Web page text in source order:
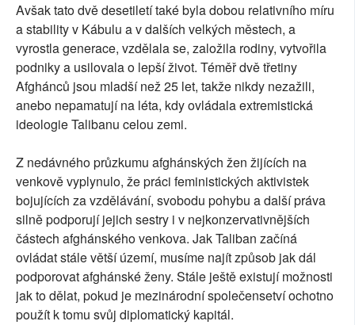
Avšak tato dvě desetiletí také byla dobou relativního míru
a stability v Kábulu a v dalších velkých městech, a
vyrostla generace, vzdělala se, založila rodiny, vytvořila
podniky a usilovala o lepší život. Téměř dvě třetiny
Afghánců jsou mladší než 25 let, takže nikdy nezažili,
anebo nepamatují na léta, kdy ovládala extremistická
ideologie Talibanu celou zemi.
Z nedávného průzkumu afghánských žen žijících na
venkově vyplynulo, že práci feministických aktivistek
bojujících za vzdělávání, svobodu pohybu a další práva
silně podporují jejich sestry i v nejkonzervativnějších
částech afghánského venkova. Jak Taliban začíná
ovládat stále větší území, musíme najít způsob jak dál
podporovat afghánské ženy. Stále ještě existují možnosti
jak to dělat, pokud je mezinárodní společensetví ochotno
použít k tomu svůj diplomatický kapitál.